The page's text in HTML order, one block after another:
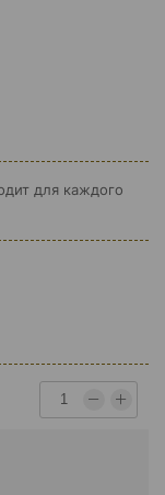
для каждого